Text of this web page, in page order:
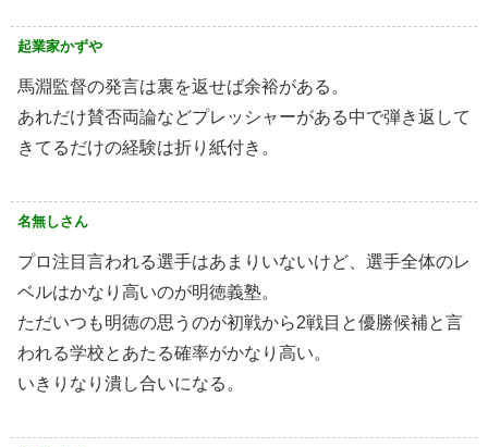
起業家かずや
馬淵監督の発言は裏を返せば余裕がある。
あれだけ賛否両論などプレッシャーがある中で弾き返して
きてるだけの経験は折り紙付き。
名無しさん
プロ注目言われる選手はあまりいないけど、選手全体のレ
ベルはかなり高いのが明徳義塾。
ただいつも明徳の思うのが初戦から2戦目と優勝候補と言
われる学校とあたる確率がかなり高い。
いきりなり潰し合いになる。